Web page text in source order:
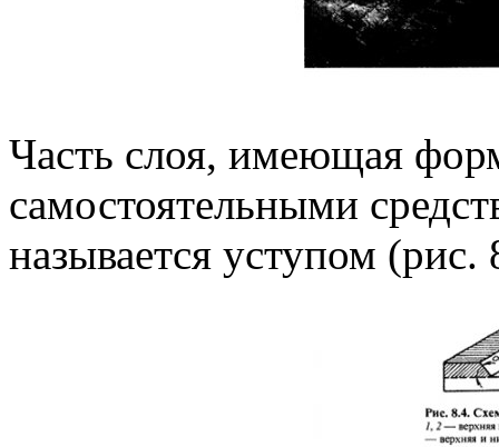
Часть слоя, имеющая
самостоятельными
называется уступом (рис.